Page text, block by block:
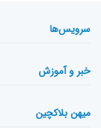
سرویس‌ها
خبر و آموزش
میهن بلاکچین